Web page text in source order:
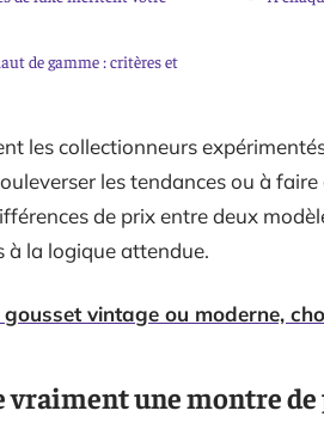
de gamme : critères et
les collectionneurs
les tendances ou à faire
de prix entre deux
à la logique attendue.
vintage ou moderne,
vraiment une montre